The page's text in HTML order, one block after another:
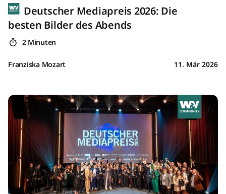
Deutscher Mediapreis 2026: Die
besten Bilder des Abends
2 Minuten
Franziska Mozart 11. Mär 2026